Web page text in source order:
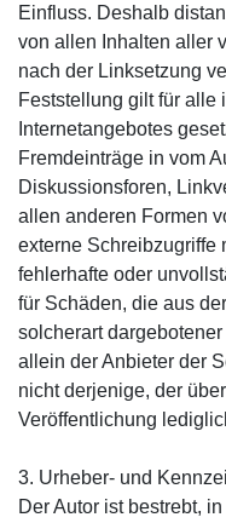
Einfluss. Deshalb
von allen Inhalten aller
nach der Linksetzung
Feststellung gilt für alle
Internetangebotes
Fremdeinträge in vom
Diskussionsforen,
allen anderen Formen
externe Schreibzugriffe
fehlerhafte oder
für Schäden, die aus
solcherart
allein der Anbieter der
nicht derjenige, der
Veröffentlichung
3. Urheber- und
Der Autor ist bestrebt,